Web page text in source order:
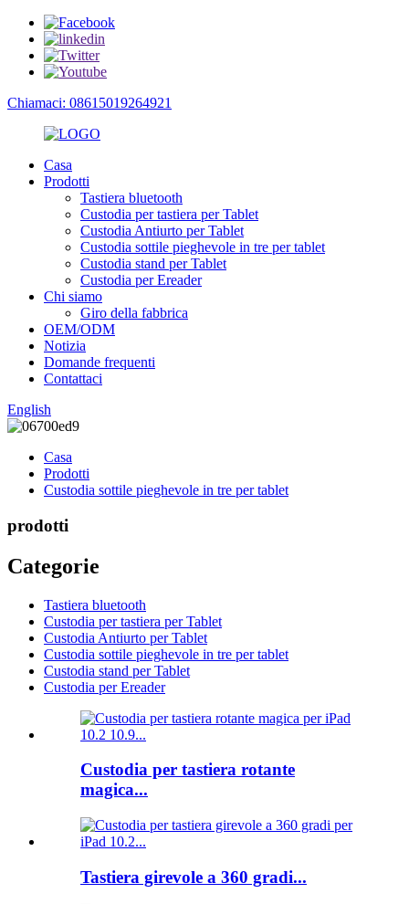
Chiamaci: 08615019264921
Casa
Prodotti
Tastiera bluetooth
Custodia per tastiera per Tablet
Custodia Antiurto per Tablet
Custodia sottile pieghevole in tre per tablet
Custodia stand per Tablet
Custodia per Ereader
Chi siamo
Giro della fabbrica
OEM/ODM
Notizia
Domande frequenti
Contattaci
English
Casa
Prodotti
Custodia sottile pieghevole in tre per tablet
prodotti
Categorie
Tastiera bluetooth
Custodia per tastiera per Tablet
Custodia Antiurto per Tablet
Custodia sottile pieghevole in tre per tablet
Custodia stand per Tablet
Custodia per Ereader
Custodia per tastiera rotante
magica...
Tastiera girevole a 360 gradi...